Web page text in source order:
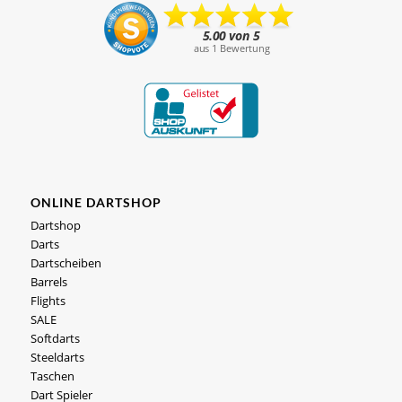
ONLINE DARTSHOP
Dartshop
Darts
Dartscheiben
Barrels
Flights
SALE
Softdarts
Steeldarts
Taschen
Dart Spieler